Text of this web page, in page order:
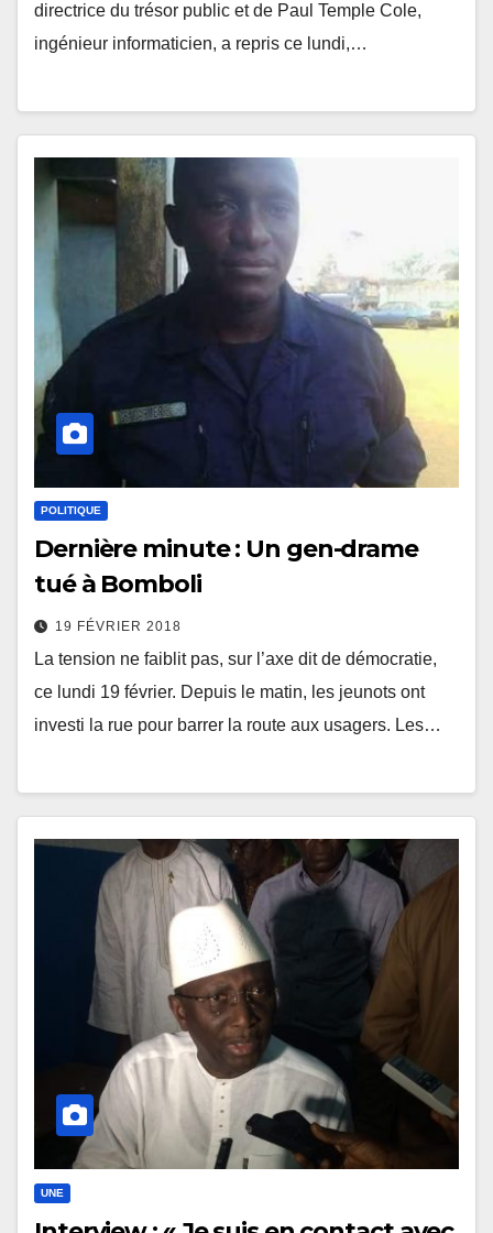
directrice du trésor public et de Paul Temple Cole,
ingénieur informaticien, a repris ce lundi,…
POLITIQUE
Dernière minute : Un gen-drame
tué à Bomboli
19 FÉVRIER 2018
La tension ne faiblit pas, sur l’axe dit de démocratie,
ce lundi 19 février. Depuis le matin, les jeunots ont
investi la rue pour barrer la route aux usagers. Les…
UNE